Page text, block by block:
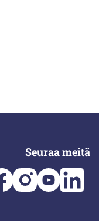
Seuraa meitä